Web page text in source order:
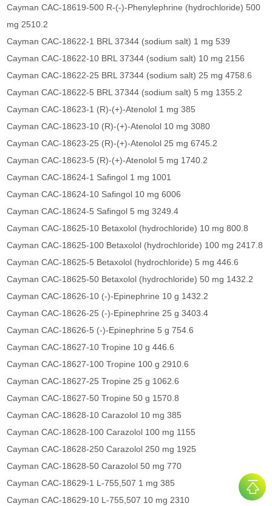
Cayman CAC-18619-500 R-(-)-Phenylephrine (hydrochloride) 500
mg 2510.2
Cayman CAC-18622-1 BRL 37344 (sodium salt) 1 mg 539
Cayman CAC-18622-10 BRL 37344 (sodium salt) 10 mg 2156
Cayman CAC-18622-25 BRL 37344 (sodium salt) 25 mg 4758.6
Cayman CAC-18622-5 BRL 37344 (sodium salt) 5 mg 1355.2
Cayman CAC-18623-1 (R)-(+)-Atenolol 1 mg 385
Cayman CAC-18623-10 (R)-(+)-Atenolol 10 mg 3080
Cayman CAC-18623-25 (R)-(+)-Atenolol 25 mg 6745.2
Cayman CAC-18623-5 (R)-(+)-Atenolol 5 mg 1740.2
Cayman CAC-18624-1 Safingol 1 mg 1001
Cayman CAC-18624-10 Safingol 10 mg 6006
Cayman CAC-18624-5 Safingol 5 mg 3249.4
Cayman CAC-18625-10 Betaxolol (hydrochloride) 10 mg 800.8
Cayman CAC-18625-100 Betaxolol (hydrochloride) 100 mg 2417.8
Cayman CAC-18625-5 Betaxolol (hydrochloride) 5 mg 446.6
Cayman CAC-18625-50 Betaxolol (hydrochloride) 50 mg 1432.2
Cayman CAC-18626-10 (-)-Epinephrine 10 g 1432.2
Cayman CAC-18626-25 (-)-Epinephrine 25 g 3403.4
Cayman CAC-18626-5 (-)-Epinephrine 5 g 754.6
Cayman CAC-18627-10 Tropine 10 g 446.6
Cayman CAC-18627-100 Tropine 100 g 2910.6
Cayman CAC-18627-25 Tropine 25 g 1062.6
Cayman CAC-18627-50 Tropine 50 g 1570.8
Cayman CAC-18628-10 Carazolol 10 mg 385
Cayman CAC-18628-100 Carazolol 100 mg 1155
Cayman CAC-18628-250 Carazolol 250 mg 1925
Cayman CAC-18628-50 Carazolol 50 mg 770
Cayman CAC-18629-1 L-755,507 1 mg 385
Cayman CAC-18629-10 L-755,507 10 mg 2310